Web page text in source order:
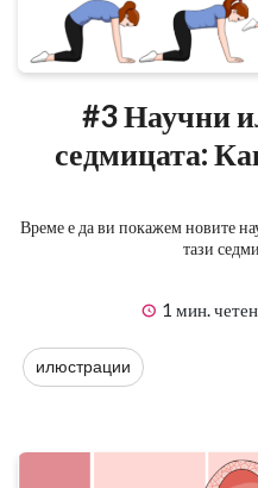
#3 Научни
седмицата:
Време е да ви покажем новите
тази
1 мин.
илюстрации